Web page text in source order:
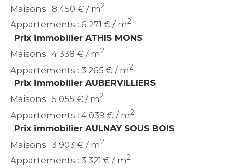
Maisons : 8 450 € / m2
Appartements : 6 271 € / m2
Prix immobilier ATHIS MONS
Maisons : 4 338 € / m2
Appartements : 3 265 € / m2
Prix immobilier AUBERVILLIERS
Maisons : 5 055 € / m2
Appartements : 4 039 € / m2
Prix immobilier AULNAY SOUS BOIS
Maisons : 3 903 € / m2
Appartements : 3 321 € / m2